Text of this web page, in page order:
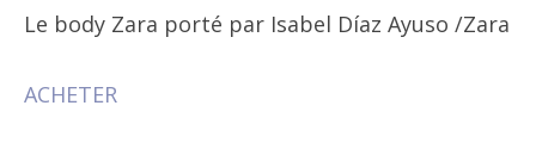
Le body Zara porté par Isabel Díaz Ayuso /Zara
ACHETER